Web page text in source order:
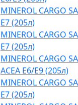
MINEROL CARGO
E7 (205л)
MINEROL CARGO
E7 (205л)
MINEROL CARGO
ACEA E6/E9 (205л)
MINEROL CARGO
E7 (205л)